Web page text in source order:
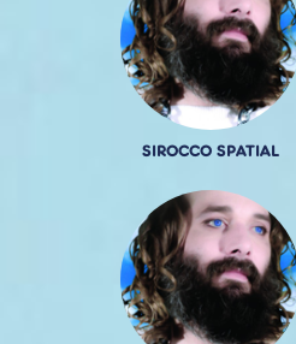
SIROCCO SPATIAL